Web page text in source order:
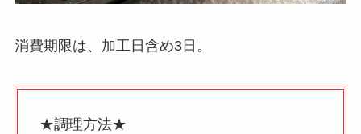
消費期限は、加工日含め3日。
★調理方法★